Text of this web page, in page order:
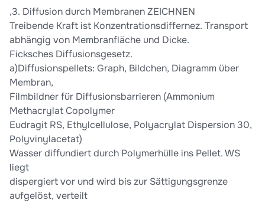
,3. Diffusion durch Membranen ZEICHNEN
Treibende Kraft ist Konzentrationsdiffernez. Transport
abhängig von Membranfläche und Dicke.
Ficksches Diffusionsgesetz.
a)Diffusionspellets: Graph, Bildchen, Diagramm über
Membran,
Filmbildner für Diffusionsbarrieren (Ammonium
Methacrylat Copolymer
Eudragit RS, Ethylcellulose, Polyacrylat Dispersion 30,
Polyvinylacetat)
Wasser diffundiert durch Polymerhülle ins Pellet. WS
liegt
dispergiert vor und wird bis zur Sättigungsgrenze
aufgelöst, verteilt